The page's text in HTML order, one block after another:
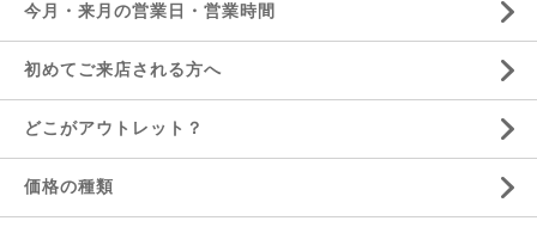
今月・来月の営業日・営業時間
初めてご来店される方へ
どこがアウトレット？
価格の種類